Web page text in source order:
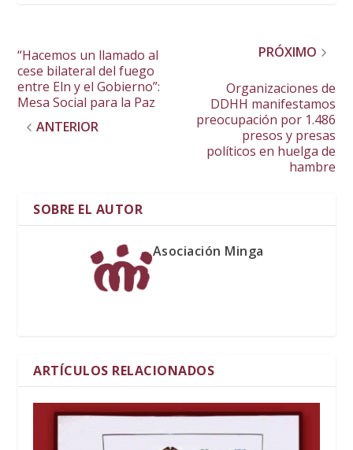
“Hacemos un llamado al
cese bilateral del fuego
entre Eln y el Gobierno”:
Mesa Social para la Paz
ANTERIOR
PRÓXIMO
Organizaciones de
DDHH manifestamos
preocupación por 1.486
presos y presas
políticos en huelga de
hambre
SOBRE EL AUTOR
Asociación Minga
ARTÍCULOS RELACIONADOS